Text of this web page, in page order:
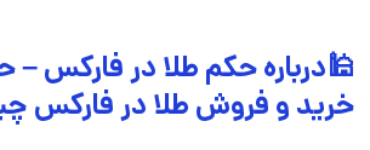
🕌درباره حکم طلا در فارکس
خرید و فروش طلا در فارکس